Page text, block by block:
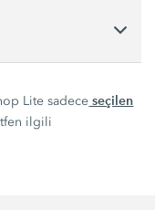
Lite sadece seçilen
ilgili